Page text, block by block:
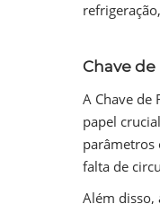
Chave
A Chave de
papel
parâmetros
falta de
Além disso,